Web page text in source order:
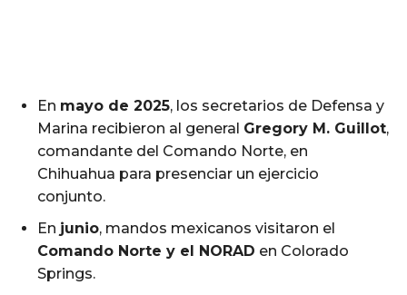
En mayo de 2025, los secretarios de Defensa y
Marina recibieron al general Gregory M. Guillot,
comandante del Comando Norte, en
Chihuahua para presenciar un ejercicio
conjunto.
En junio, mandos mexicanos visitaron el
Comando Norte y el NORAD en Colorado
Springs.